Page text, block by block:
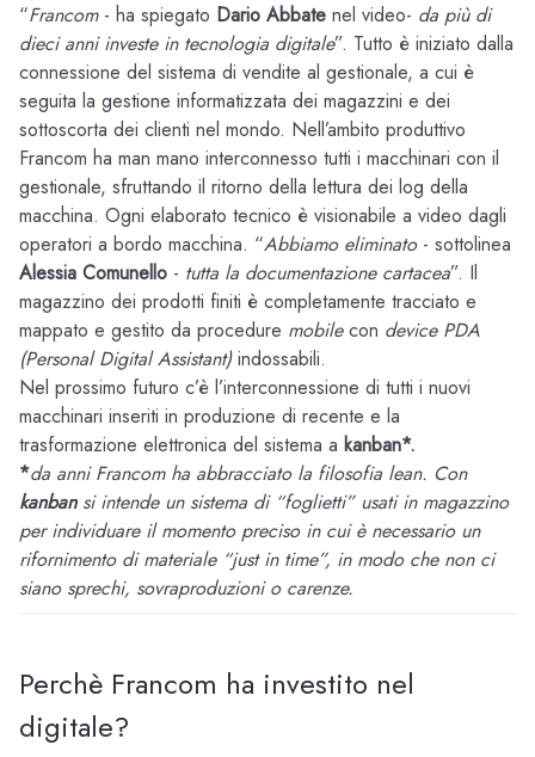
“Francom- ha spiegato Dario Abbate nel video- da più di
dieci anni investe in tecnologia digitale”. Tutto è iniziato dalla
connessione del sistema di vendite al gestionale, a cui è
seguita la gestione informatizzata dei magazzini e dei
sottoscorta dei clienti nel mondo. Nell’ambito produttivo
Francom ha man mano interconnesso tutti i macchinari con il
gestionale, sfruttando il ritorno della lettura dei log della
macchina. Ogni elaborato tecnico è visionabile a video dagli
operatori a bordo macchina. “Abbiamo eliminato- sottolinea
Alessia Comunello - tutta la documentazione cartacea”. Il
magazzino dei prodotti finiti è completamente tracciato e
mappato e gestito da procedure mobilecon device PDA
(Personal Digital Assistant)indossabili.
Nel prossimo futuro c’è l’interconnessione di tutti i nuovi
macchinari inseriti in produzione di recente e la
trasformazione elettronica del sistema a kanban*.
*da anni Francom ha abbracciato la filosofia lean. Con
kanbansi intende un sistema di “foglietti” usati in magazzino
per individuare il momento preciso in cui è necessario un
rifornimento di materiale “just in time”, in modo che non ci
siano sprechi, sovraproduzioni o carenze.
Perchè Francom ha investito nel
digitale?